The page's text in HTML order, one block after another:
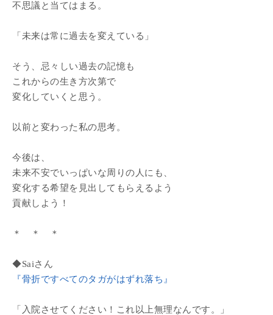
不思議と当てはまる。
「未来は常に過去を変えている」
そう、忌々しい過去の記憶も
これからの生き方次第で
変化していくと思う。
以前と変わった私の思考。
今後は、
未来不安でいっぱいな周りの人にも、
変化する希望を見出してもらえるよう
貢献しよう！
＊ ＊ ＊
◆Saiさん
『骨折ですべてのタガがはずれ落ち』
「入院させてください！これ以上無理なんです。」